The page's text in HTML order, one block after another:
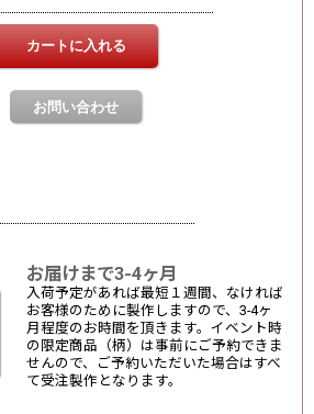
お届けまで3-4ヶ月
入荷予定があれば最短１週間、なければ
お客様のために製作しますので、3-4ヶ
月程度のお時間を頂きます。イベント時
の限定商品（柄）は事前にご予約できま
せんので、ご予約いただいた場合はすべ
て受注製作となります。